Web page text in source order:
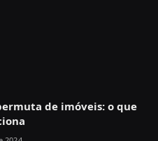
de imóveis: o que